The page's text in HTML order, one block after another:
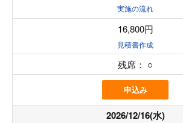
実施の流れ
16,800円
見積書作成
残席： ○
申込み
2026/12/16(水)